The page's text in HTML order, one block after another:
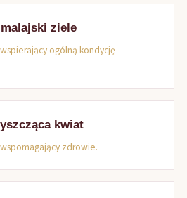
ziele
ogólną kondycję
kwiat
zdrowie.